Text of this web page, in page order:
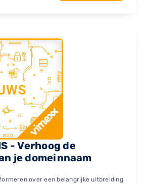
- Verhoog de
je domeinnaam
over een belangrijke uitbreiding